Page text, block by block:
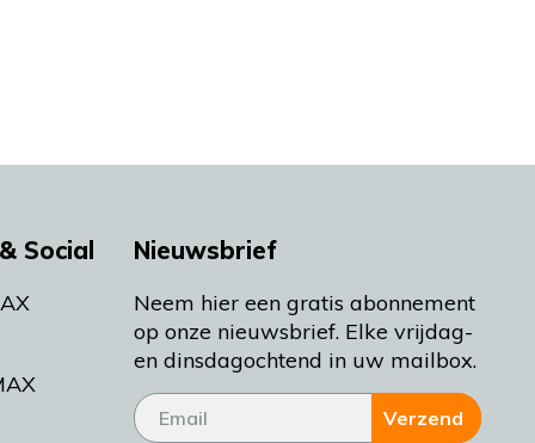
Social Nieuwsbrief
Neem hier een gratis abonnement
op onze nieuwsbrief. Elke vrijdag-
en dinsdagochtend in uw mailbox.
Verzend